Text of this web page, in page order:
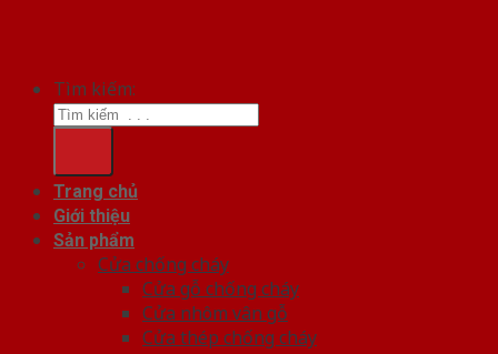
Tìm kiếm:
Trang chủ
Giới thiệu
Sản phẩm
Cửa chống cháy
Cửa gỗ chống cháy
Cửa nhôm vân gỗ
Cửa thép chống cháy